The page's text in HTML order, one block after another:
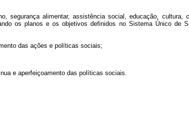
alimentar, assistência social, educação, cultura,
os planos e os objetivos definidos no Sistema Único de
das ações e políticas sociais;
e aperfeiçoamento das políticas sociais.